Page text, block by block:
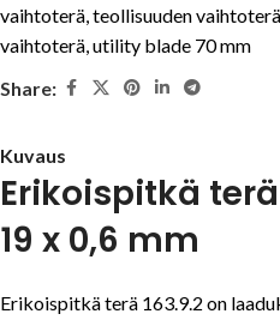
vaihtoterä,teollisuuden vaihtoterä
vaihtoterä,utility blade 70 mm
Share:
Kuvaus
Erikoispitkä terä
19 x 0,6 mm
Erikoispitkä terä 163.9.2 on